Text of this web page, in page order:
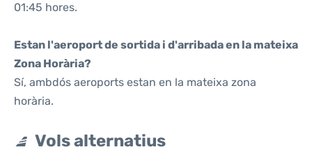
01:45 hores.
Estan l'aeroport de sortida i d'arribada en la mateixa
Zona Horària?
Sí, ambdós aeroports estan en la mateixa zona
horària.
Vols alternatius